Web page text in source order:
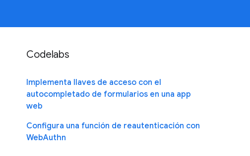
Codelabs
Implementa llaves de acceso con el
autocompletado de formularios en una app
web
Configura una función de reautenticación con
WebAuthn